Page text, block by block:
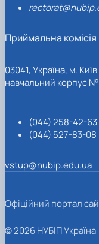
Приймальна комісія
03041, Україна, м.
навчальний корпус №
(044) 258-42-63
(044) 527-83-08
vstup@nubip.edu.ua
Офіційний портал
© 2026 НУБІП Україна